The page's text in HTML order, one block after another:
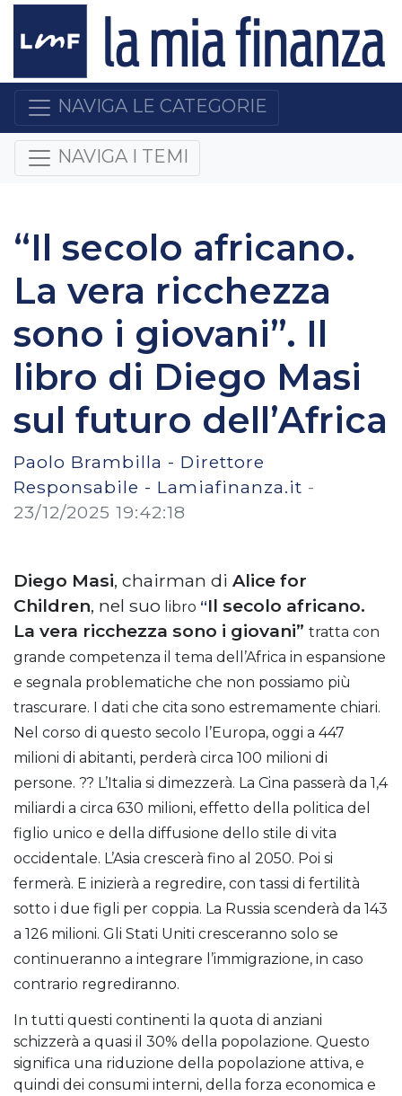
NAVIGA LE CATEGORIE
NAVIGA I TEMI
“Il secolo africano.
La vera ricchezza
sono i giovani”. Il
libro di Diego Masi
sul futuro dell’Africa
Paolo Brambilla - Direttore
Responsabile - Lamiafinanza.it -
23/12/2025 19:42:18
Diego Masi, chairman di Alice for
Children, nel suo libro “Il secolo africano.
La vera ricchezza sono i giovani” tratta con
grande competenza il tema dell’Africa in espansione
e segnala problematiche che non possiamo più
trascurare. I dati che cita sono estremamente chiari.
Nel corso di questo secolo l’Europa, oggi a 447
milioni di abitanti, perderà circa 100 milioni di
persone. ?? L’Italia si dimezzerà. La Cina passerà da 1,4
miliardi a circa 630 milioni, effetto della politica del
figlio unico e della diffusione dello stile di vita
occidentale. L’Asia crescerà fino al 2050. Poi si
fermerà. E inizierà a regredire, con tassi di fertilità
sotto i due figli per coppia. La Russia scenderà da 143
a 126 milioni. Gli Stati Uniti cresceranno solo se
continueranno a integrare l’immigrazione, in caso
contrario regrediranno.
In tutti questi continenti la quota di anziani
schizzerà a quasi il 30% della popolazione. Questo
significa una riduzione della popolazione attiva, e
quindi dei consumi interni, della forza economica e